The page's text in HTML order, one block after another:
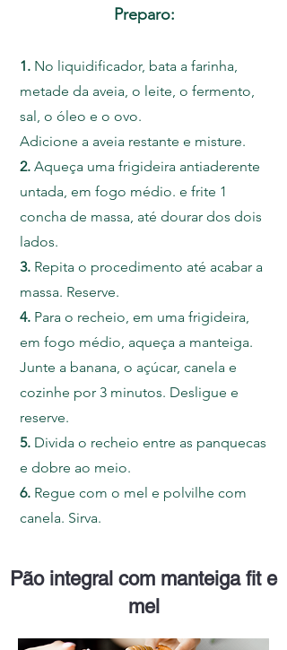
Preparo:
1. No liquidificador, bata a farinha,
metade da aveia, o leite, o fermento,
sal, o óleo e o ovo.
Adicione a aveia restante e misture.
2. Aqueça uma frigideira antiaderente
untada, em fogo médio. e frite 1
concha de massa, até dourar dos dois
lados.
3. Repita o procedimento até acabar a
massa. Reserve.
4. Para o recheio, em uma frigideira,
em fogo médio, aqueça a manteiga.
Junte a banana, o açúcar, canela e
cozinhe por 3 minutos. Desligue e
reserve.
5. Divida o recheio entre as panquecas
e dobre ao meio.
6. Regue com o mel e polvilhe com
canela. Sirva.
Pão integral com manteiga fit e
mel